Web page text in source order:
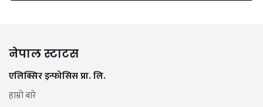
नेपाल स्टाटस
एलिक्सिर इन्फोसिस प्रा. लि.
हाम्रो बारे